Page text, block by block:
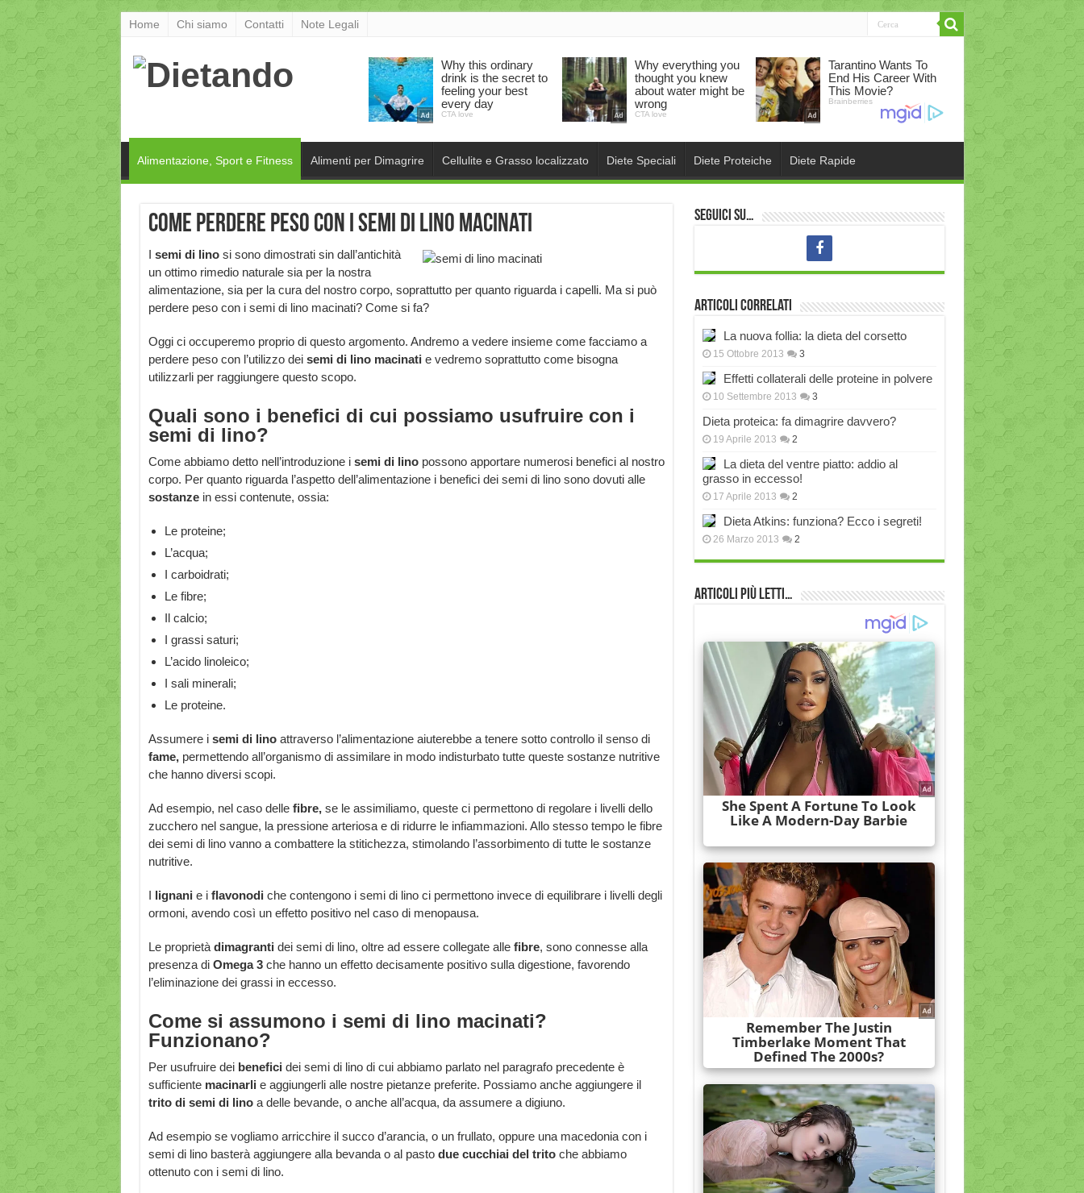
Home Chi siamo Contatti Note Legali
Alimentazione, Sport e Fitness Alimenti per Dimagrire Cellulite e Grasso localizzato Diete Speciali Diete Proteiche Diete Rapide
Come perdere peso con i semi di lino macinati
I semi di lino si sono dimostrati sin dall’antichità
un ottimo rimedio naturale sia per la nostra
alimentazione, sia per la cura del nostro corpo, soprattutto per quanto riguarda i capelli. Ma si può
perdere peso con i semi di lino macinati? Come si fa?
Oggi ci occuperemo proprio di questo argomento. Andremo a vedere insieme come facciamo a
perdere peso con l’utilizzo dei semi di lino macinati e vedremo soprattutto come bisogna
utilizzarli per raggiungere questo scopo.
Quali sono i benefici di cui possiamo usufruire con i
semi di lino?
Come abbiamo detto nell’introduzione i semi di lino possono apportare numerosi benefici al nostro
corpo. Per quanto riguarda l’aspetto dell’alimentazione i benefici dei semi di lino sono dovuti alle
sostanze in essi contenute, ossia:
Le proteine;
L’acqua;
I carboidrati;
Le fibre;
Il calcio;
I grassi saturi;
L’acido linoleico;
I sali minerali;
Le proteine.
Assumere i semi di lino attraverso l’alimentazione aiuterebbe a tenere sotto controllo il senso di
fame, permettendo all’organismo di assimilare in modo indisturbato tutte queste sostanze nutritive
che hanno diversi scopi.
Ad esempio, nel caso delle fibre, se le assimiliamo, queste ci permettono di regolare i livelli dello
zucchero nel sangue, la pressione arteriosa e di ridurre le infiammazioni. Allo stesso tempo le fibre
dei semi di lino vanno a combattere la stitichezza, stimolando l’assorbimento di tutte le sostanze
nutritive.
I lignani e i flavonodi che contengono i semi di lino ci permettono invece di equilibrare i livelli degli
ormoni, avendo così un effetto positivo nel caso di menopausa.
Le proprietà dimagranti dei semi di lino, oltre ad essere collegate alle fibre, sono connesse alla
presenza di Omega 3 che hanno un effetto decisamente positivo sulla digestione, favorendo
l’eliminazione dei grassi in eccesso.
Come si assumono i semi di lino macinati?
Funzionano?
Per usufruire dei benefici dei semi di lino di cui abbiamo parlato nel paragrafo precedente è
sufficiente macinarli e aggiungerli alle nostre pietanze preferite. Possiamo anche aggiungere il
trito di semi di lino a delle bevande, o anche all’acqua, da assumere a digiuno.
Ad esempio se vogliamo arricchire il succo d’arancia, o un frullato, oppure una macedonia con i
semi di lino basterà aggiungere alla bevanda o al pasto due cucchiai del trito che abbiamo
ottenuto con i semi di lino.
Seguici su…
Articoli correlati
La nuova follia: la dieta del corsetto
15 Ottobre 2013 3
Effetti collaterali delle proteine in polvere
10 Settembre 2013 3
Dieta proteica: fa dimagrire davvero?
19 Aprile 2013 2
La dieta del ventre piatto: addio al
grasso in eccesso!
17 Aprile 2013 2
Dieta Atkins: funziona? Ecco i segreti!
26 Marzo 2013 2
Articoli più Letti…